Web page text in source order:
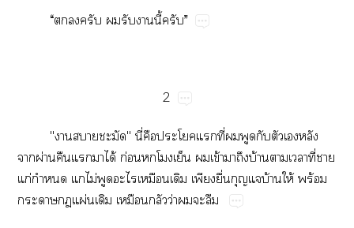
“​​​​​​​ี้​”
2
"​​"​ี่​​​​ี่​​​​​​​
​ผ่​​​​ได้​ก่​​​​​ข้​​​บ้​​​ี่​​
ก่​​​ไม่​​​​​​ื่​​บ้​ให้​ร้​
​​ผ่​​​​ว่​​​